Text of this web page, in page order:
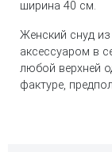
ширина 40 см.
Женский снуд
аксессуаром в
любой верхней
фактуре,